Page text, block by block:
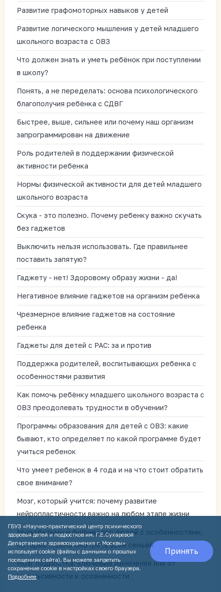
Развитие графомоторных навыков у детей
Развитие логического мышления у детей младшего
школьного возраста с ОВЗ
Что должен знать и уметь ребёнок при поступлении
в школу?
Понять, а не переделать: основа психологического
благополучия ребёнка с СДВГ
Быстрее, выше, сильнее или почему наш организм
запрограммирован на движение
Роль родителей в поддержании физической
активности ребенка
Нормы физической активности для детей младшего
школьного возраста
Скука - это полезно. Почему ребенку важно скучать
без гаджетов
Выключить нельзя использовать. Где правильнее
поставить запятую?
Гаджету - нет! Здоровому образу жизни - да!
Негативное влияние гаджетов на организм ребенка
Чрезмерное влияние гаджетов на состояние
ребенка
Гаджеты для детей с РАС: за и против
Поддержка родителей, воспитывающих ребенка с
особенностями развития
Как помочь ребёнку младшего школьного возраста с
ОВЗ преодолевать трудности в обучении?
Программы образования для детей с ОВЗ: какие
бывают, кто определяет по какой программе будет
учиться ребенок
Что умеет ребенок в 4 года и на что стоит обратить
свое внимание?
Мозг, который учится: почему развитие
нейропластичности важно на любом этапе жизни
Мультфильмы и фильмы про людей с особенностями,
которые можно смотреть всей семьей
Мозг подростка: ключевые изменения или от
импульсивности к осознанности
ГБУЗ «Научно-практический центр психического
здоровья детей и подростков им. Г.Е.Сухаревой
Департамента здравоохранения г. Москвы»
использует cookie (файлы с данными о прошлых
посещениях сайта). Вы можете запретить
сохранение cookie в настройках своего браузера.
Подробнее
Принять